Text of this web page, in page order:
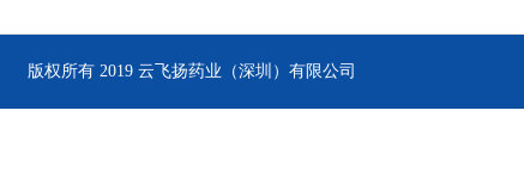
版权所有 2019 云飞扬药业（深圳）有限公司